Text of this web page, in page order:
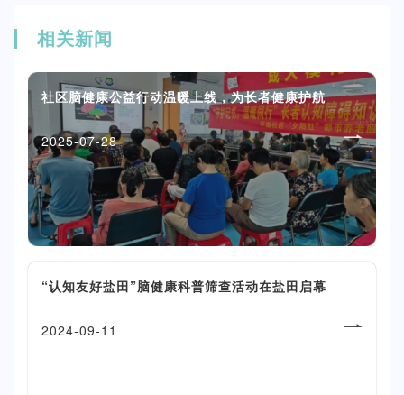
相关新闻
社区脑健康公益行动温暖上线，为长者健康护航
2025-07-28
“认知友好盐田”脑健康科普筛查活动在盐田启幕
2024-09-11